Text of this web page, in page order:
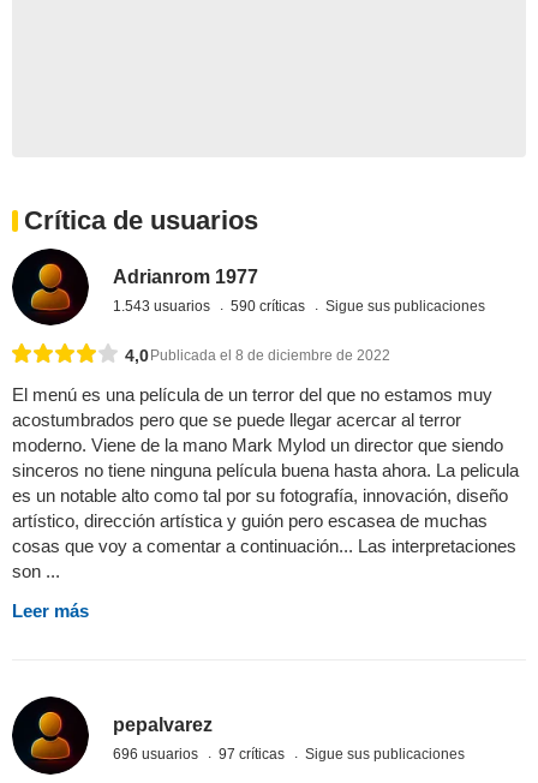
Crítica de usuarios
Adrianrom 1977
1.543 usuarios 590 críticas Sigue sus publicaciones
4,0 Publicada el 8 de diciembre de 2022
El menú es una película de un terror del que no estamos muy
acostumbrados pero que se puede llegar acercar al terror
moderno. Viene de la mano Mark Mylod un director que siendo
sinceros no tiene ninguna película buena hasta ahora. La pelicula
es un notable alto como tal por su fotografía, innovación, diseño
artístico, dirección artística y guión pero escasea de muchas
cosas que voy a comentar a continuación... Las interpretaciones
son ...
Leer más
pepalvarez
696 usuarios 97 críticas Sigue sus publicaciones